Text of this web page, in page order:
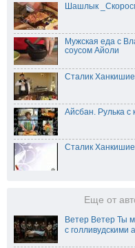
Шашлык
Мужская еда c
соусом Айоли
Сталик
Айсбан. Рулька с
Сталик
Еще от
Ветер Ветер Ты
с голливудскими